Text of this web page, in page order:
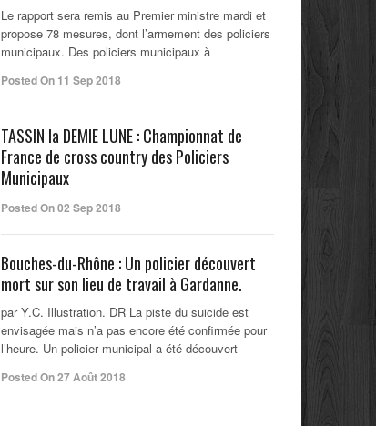
Le rapport sera remis au Premier ministre mardi et
propose 78 mesures, dont l’armement des policiers
municipaux. Des policiers municipaux à
Posted On 11 Sep 2018
TASSIN la DEMIE LUNE : Championnat de
France de cross country des Policiers
Municipaux
Posted On 02 Sep 2018
Bouches-du-Rhône : Un policier découvert
mort sur son lieu de travail à Gardanne.
par Y.C. Illustration. DR La piste du suicide est
envisagée mais n’a pas encore été confirmée pour
l’heure. Un policier municipal a été découvert
Posted On 27 Août 2018